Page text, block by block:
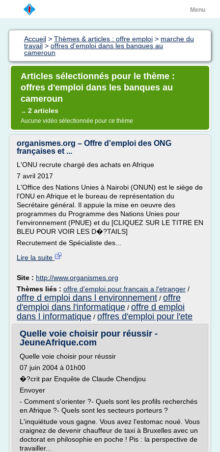
Menu
Accueil > Thèmes & articles : offre emploi > marche du
travail > offres d'emploi dans les banques au
cameroun
Articles sélectionnés pour le thème :
offres d'emploi dans les banques au
cameroun
→ 2 articles
Aucune vidéo sélectionnée pour ce thème
organismes.org – Offre d'emploi des ONG
françaises et ...
L'ONU recrute chargé des achats en Afrique
7 avril 2017
L'Office des Nations Unies à Nairobi (ONUN) est le siège de
l'ONU en Afrique et le bureau de représentation du
Secrétaire général. Il appuie la mise en oeuvre des
programmes du Programme des Nations Unies pour
l'environnement (PNUE) et du [CLIQUEZ SUR LE TITRE EN
BLEU POUR VOIR LES D�?TAILS]
Recrutement de Spécialiste des...
Lire la suite
Site : http://www.organismes.org
Thèmes liés : offre d'emploi pour francais a l'etranger /
offre d emploi dans l environnement / offre
d'emploi dans l'informatique / offre d emploi
dans l informatique / offres d'emploi pour l'ete
Quelle voie choisir pour réussir -
JeuneAfrique.com
Quelle voie choisir pour réussir
07 juin 2004 à 01h00
�?crit par Enquête de Claude Chendjou
Envoyer
- Comment s'orienter ?- Quels sont les profils recherchés
en Afrique ?- Quels sont les secteurs porteurs ?
L'inquiétude vous gagne. Vous avez l'estomac noué. Vous
craignez de devenir chauffeur de taxi à Bruxelles avec un
doctorat en philosophie en poche ! Pis : la perspective de
travailler...